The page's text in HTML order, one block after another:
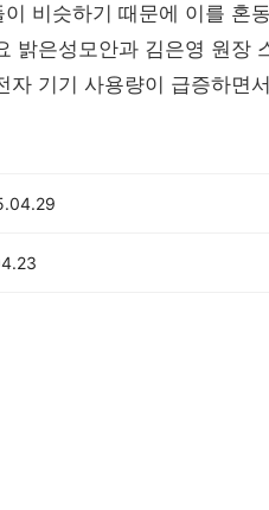
비슷하기 때문에 이를 혼
밝은성모안과 김은영 원장
자 기기 사용량이 급증하면